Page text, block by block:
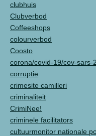
clubhuis
Clubverbod
Coffeeshops
colourverbod
Coosto
corona/covid-19/cov-sars-2
corruptie
crimesite camilleri
criminaliteit
CrimiNee!
criminele facilitators
cultuurmonitor nationale